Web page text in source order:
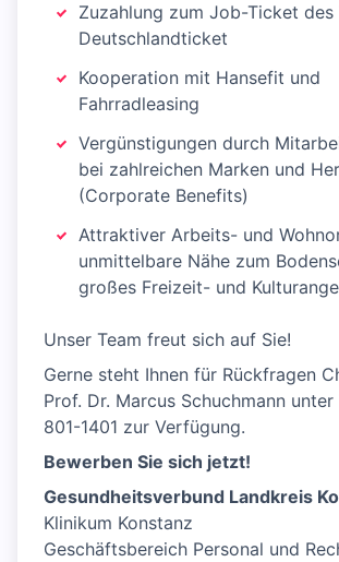
Zuzahlung zum Job-Ticket des
Deutschlandticket
Kooperation mit Hansefit und
Fahrradleasing
Vergünstigungen durch
bei zahlreichen Marken und
(Corporate Benefits)
Attraktiver Arbeits- und
unmittelbare Nähe zum
großes Freizeit- und
Unser Team freut sich auf Sie!
Gerne steht Ihnen für Rückfragen
Prof. Dr. Marcus Schuchmann unter
801-1401 zur Verfügung.
Bewerben Sie sich jetzt!
Gesundheitsverbund Landkreis
Klinikum Konstanz
Geschäftsbereich Personal und